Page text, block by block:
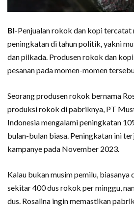
BI-Penjualan rokok dan kopi tercatat
peningkatan di tahun politik, yakni
dan pilkada. Produsen rokok dan
pesanan pada momen-momen
Seorang produsen rokok bernama
produksi rokok di pabriknya, PT
Indonesia mengalami peningkatan
bulan-bulan biasa. Peningkatan ini
kampanye pada November 2023.
Kalau bukan musim pemilu, biasanya
sekitar 400 dus rokok per minggu,
dus. Rosalina ingin memastikan